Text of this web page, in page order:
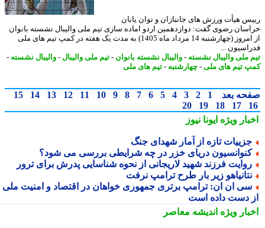
هیأت ورزش های جانبازان و توان یابان
رضوی گفت: دوازدهمین اردو اماده سازی تیم ملی والیبال نشسته بانوان
از امروز (چهارشنبه 14 مرداد ماه 1405) به مدت یک هفته در کمپ تیم های ملی
...
ملی والیبال نشسته-والیبال نشسته بانوان- تیم ملی والیبال-والیبال نشسته-
تیم های ملی -چهارشنبه-تیم های ملی
بعد 1
2
3
4
5
6
7
8
9
10
11
12
13
14
15
17
18
19
20
ویژهایونا نیوز
تازه از آمار شهدای جنگ
دریای خزر در چه شرایطی بررسی می شود؟
فرزند شهید لاریجانی از نحوه شناسایی پدرش برای ترور
زیر بار طرح ترامپ نرفت
ان ان: ترامپ برتری جمهوری خواهان در اقتصاد و امنیت ملی را
دست داده است
ویژهاندیشه معاصر